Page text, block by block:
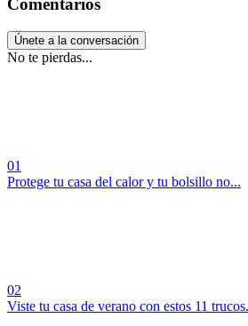
Comentarios
Únete a la conversación
No te pierdas...
01
Protege tu casa del calor y tu bolsillo no...
02
Viste tu casa de verano con estos 11